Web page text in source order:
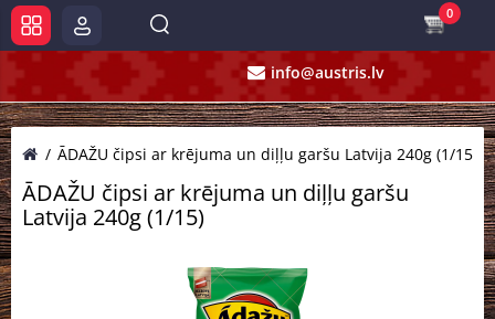
info@austris.lv
0
ĀDAŽU čipsi ar krējuma un diļļu garšu Latvija 240g (1/15)
ĀDAŽU čipsi ar krējuma un diļļu garšu
Latvija 240g (1/15)